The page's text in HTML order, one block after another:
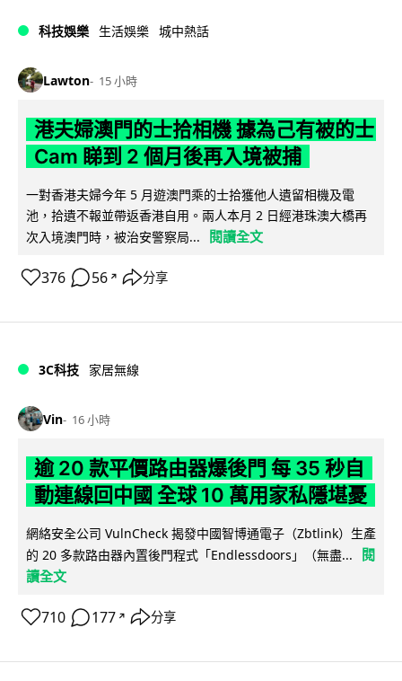
科技娛樂 生活娛樂 城中熱話
Lawton 15 小時
港夫婦澳門的士拾相機 據為己有被的士
Cam 睇到 2 個月後再入境被捕
一對香港夫婦今年 5 月遊澳門乘的士拾獲他人遺留相機及電
池，拾遺不報並帶返香港自用。兩人本月 2 日經港珠澳大橋再
次入境澳門時，被治安警察局...
閱讀全文
376 56 ↗ 分享
3C科技 家居無線
Vin 16 小時
逾 20 款平價路由器爆後門 每 35 秒自
動連線回中國 全球 10 萬用家私隱堪憂
網絡安全公司 VulnCheck 揭發中國智博通電子（Zbtlink）生產
的 20 多款路由器內置後門程式「Endlessdoors」（無盡...
閱
讀全文
710 177 ↗ 分享